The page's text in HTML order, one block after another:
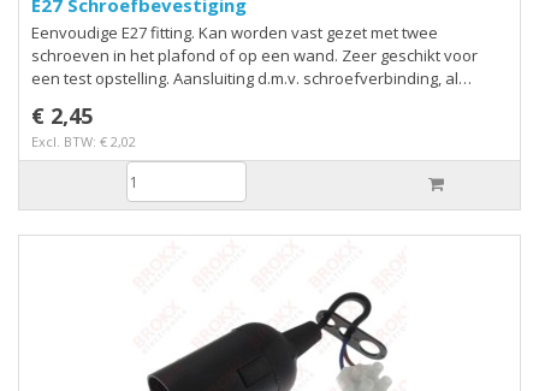
Eenvoudige E27 fitting. Kan worden vast gezet met twee
schroeven in het plafond of op een wand. Zeer geschikt voor
een test opstelling. Aansluiting d.m.v. schroefverbinding, al
€ 2,45
Excl. BTW: € 2,02